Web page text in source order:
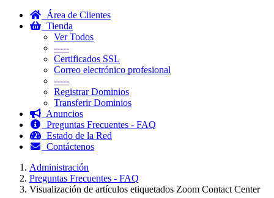
Área de Clientes
Tienda
Ver Todos
-----
Certificados SSL
Correo electrónico profesional
-----
Registrar Dominios
Transferir Dominios
Anuncios
Preguntas Frecuentes - FAQ
Estado de la Red
Contáctenos
Administración
Preguntas Frecuentes - FAQ
Visualización de artículos etiquetados Zoom Contact Center